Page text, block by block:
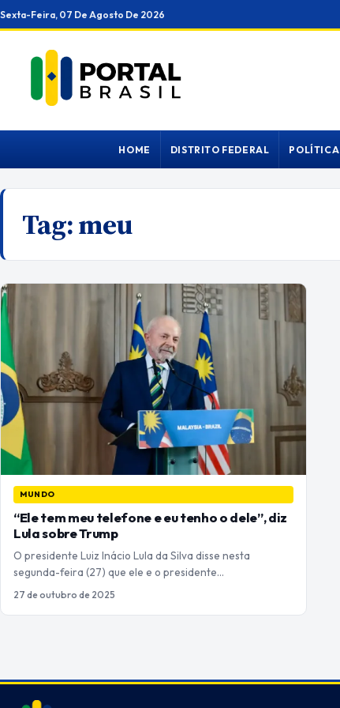
Ir
para
conteúdo
Sexta-Feira, 07 De Agosto De 2026
HOME DISTRITO FEDERAL POLÍTICA
Tag:meu
MUNDO
“Ele tem meu telefone e eu tenho o dele”, diz
Lula sobre Trump
O presidente Luiz Inácio Lula da Silva disse nesta
segunda-feira (27) que ele e o presidente…
27 de outubro de 2025